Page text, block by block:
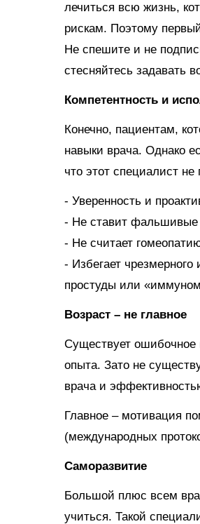
лечиться всю жизнь,
рискам. Поэтому
Не спешите и не
стесняйтесь задавать
Компетентность и
Конечно, пациентам,
навыки врача. Однако
что этот специалист
- Уверенность и
- Не ставит фальшивые
- Не считает
- Избегает чрезмерного
простуды или
Возраст – не главное
Существует
опыта. Зато не
врача и
Главное – мотивация
(международных
Саморазвитие
Большой плюс всем
учиться. Такой